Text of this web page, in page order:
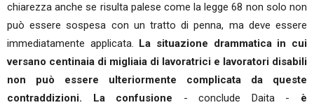
chiarezza anche se risulta palese come la legge 68 non solo non
può essere sospesa con un tratto di penna, ma deve essere
immediatamente applicata. La situazione drammatica in cui
versano centinaia di migliaia di lavoratrici e lavoratori disabili
non può essere ulteriormente complicata da queste
contraddizioni.
La confusione - conclude Daita - è